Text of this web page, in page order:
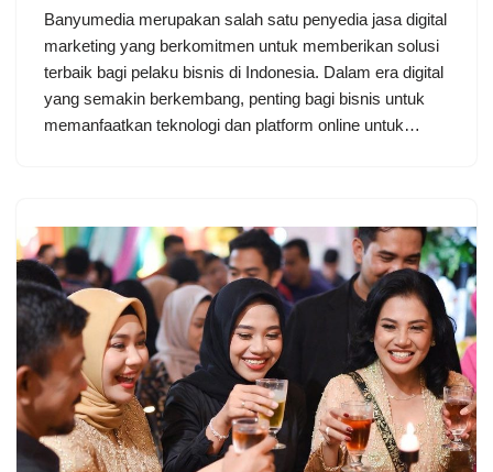
Banyumedia merupakan salah satu penyedia jasa digital
marketing yang berkomitmen untuk memberikan solusi
terbaik bagi pelaku bisnis di Indonesia. Dalam era digital
yang semakin berkembang, penting bagi bisnis untuk
memanfaatkan teknologi dan platform online untuk…